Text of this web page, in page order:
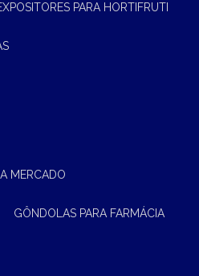
EXPOSITORES PARA HORTIFRUTI
MERCADO
GÔNDOLAS PARA FARMÁCIA